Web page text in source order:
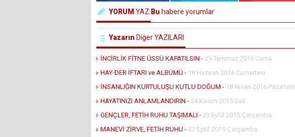
YORUM YAZ Bu habere yorumlar
Yazarın Diğer YAZILARI
İNCİRLİK FİTNE ÜSSÜ KAPATILSIN - 29 Temmuz 2016 Cuma
HAY-DER İFTARI ve ALBÜMÜ - 18 Haziran 2016 Cumartesi
İNSANLIĞIN KURTULUŞU KUTLU DOĞUM - 18 Nisan 2016 Pazartesi
HAYATINIZI ANLAMLANDIRIN - 24 Kasım 2015 Salı
GENÇLER, FETİH RUHU TAŞIMALI - 23 Eylül 2015 Çarşamba
MANEVİ ZİRVE, FETİH RUHU - 23 Eylül 2015 Çarşamba